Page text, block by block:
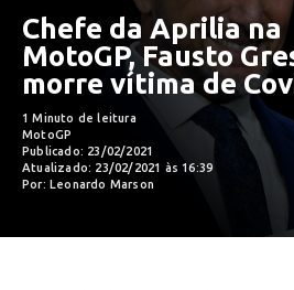
Chefe da Aprilia na
MotoGP, Fausto
morre vítima de
1 Minuto de leitura
MotoGP
Publicado: 23/02/2021
Atualizado: 23/02/2021 às 16:39
Por: Leonardo Marson